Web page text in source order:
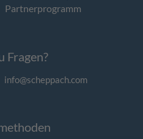
Partnerprogramm
Fragen?
info@scheppach.com